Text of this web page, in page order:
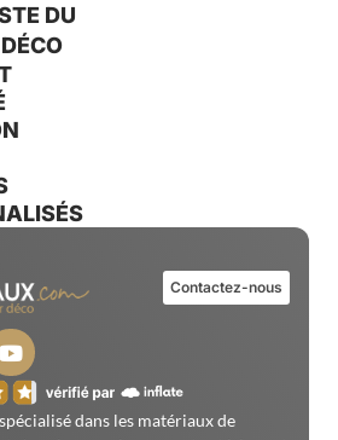
DU
Contactez-nous
dans les matériaux de